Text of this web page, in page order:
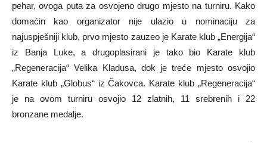
pehar, ovoga puta za osvojeno drugo mjesto na turniru. Kako
domaćin kao organizator nije ulazio u nominaciju za
najuspješniji klub, prvo mjesto zauzeo je Karate klub „Energija“
iz Banja Luke, a drugoplasirani je tako bio Karate klub
„Regeneracija“ Velika Kladusa, dok je treće mjesto osvojio
Karate klub „Globus“ iz Čakovca. Karate klub „Regeneracija“
je na ovom turniru osvojio 12 zlatnih, 11 srebrenih i 22
bronzane medalje.